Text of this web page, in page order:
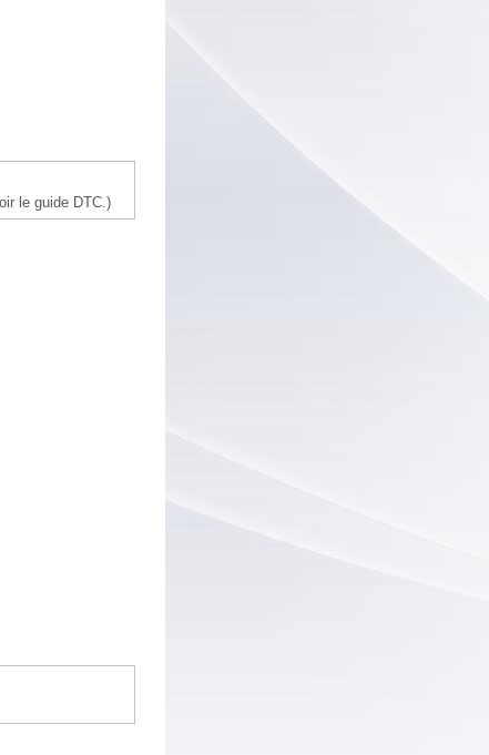
le guide DTC.)